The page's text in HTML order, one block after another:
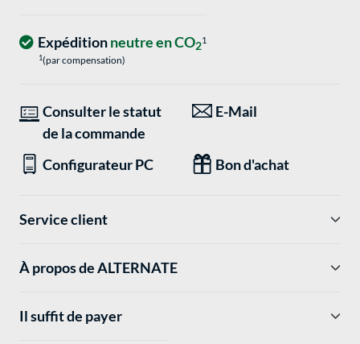
Expéditionneutre en CO21
1(par compensation)
Consulter le statut
de la commande
E-Mail
Configurateur PC Bon d'achat
Service client
À propos de ALTERNATE
Il suffit de payer